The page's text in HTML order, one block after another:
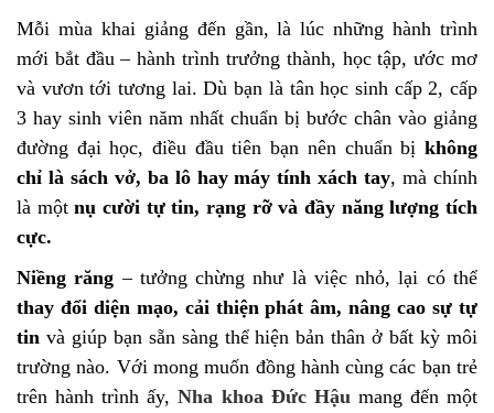
Mỗi mùa khai giảng đến gần, là lúc những hành trình
mới bắt đầu – hành trình trưởng thành, học tập, ước mơ
và vươn tới tương lai. Dù bạn là tân học sinh cấp 2, cấp
3 hay sinh viên năm nhất chuẩn bị bước chân vào giảng
đường đại học, điều đầu tiên bạn nên chuẩn bị không
chỉ là sách vở, ba lô hay máy tính xách tay, mà chính
là mộtnụ cười tự tin, rạng rỡ và đầy năng lượng tích
cực.
Niềng răng – tưởng chừng như là việc nhỏ, lại có thể
thay đổi diện mạo, cải thiện phát âm, nâng cao sự tự
tin và giúp bạn sẵn sàng thể hiện bản thân ở bất kỳ môi
trường nào. Với mong muốn đồng hành cùng các bạn trẻ
trên hành trình ấy,Nha khoa Đức Hậumang đến một